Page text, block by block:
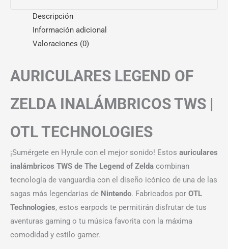
Descripción
Información adicional
Valoraciones (0)
AURICULARES LEGEND OF
ZELDA INALÁMBRICOS TWS |
OTL TECHNOLOGIES
¡Sumérgete en Hyrule con el mejor sonido! Estos auriculares
inalámbricos TWS de The Legend of Zelda combinan
tecnología de vanguardia con el diseño icónico de una de las
sagas más legendarias de Nintendo. Fabricados por OTL
Technologies, estos earpods te permitirán disfrutar de tus
aventuras gaming o tu música favorita con la máxima
comodidad y estilo gamer.